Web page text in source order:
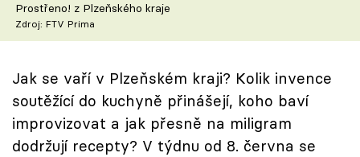
Speciál: Cuketa
Sledujte prima+
Přihlášení
Prostřeno! z Plzeňského kraje
Zdroj: FTV Prima
Jak se vaří v Plzeňském kraji? Kolik invence
soutěžící do kuchyně přinášejí, koho baví
improvizovat a jak přesně na miligram
dodržují recepty? V týdnu od 8. června se